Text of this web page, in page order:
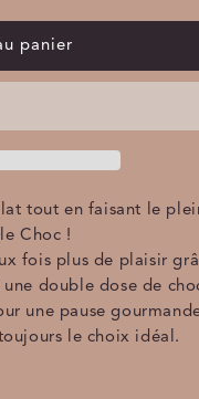
panier
tout en faisant le
Choc !
fois plus de plaisir
double dose de
une pause
le choix idéal.